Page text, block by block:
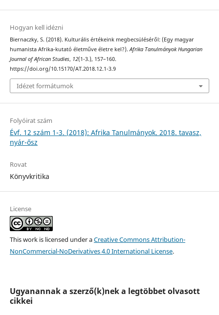
Hogyan kell idézni
Biernaczky, S. (2018). Kulturális értékeink megbecsüléséről: (Egy magyar
humanista Afrika-kutató életműve életre kel?). Afrika Tanulmányok Hungarian
Journal of African Studies, 12(1-3.), 157–160.
https://doi.org/10.15170/AT.2018.12.1-3.9
Idézet formátumok
Folyóirat szám
Évf. 12 szám 1-3. (2018): Afrika Tanulmányok. 2018. tavasz,
nyár-ősz
Rovat
Könyvkritika
License
This work is licensed under aCreative Commons Attribution-
NonCommercial-NoDerivatives 4.0 International License.
Ugyanannak a szerző(k)nek a legtöbbet olvasott
cikkei